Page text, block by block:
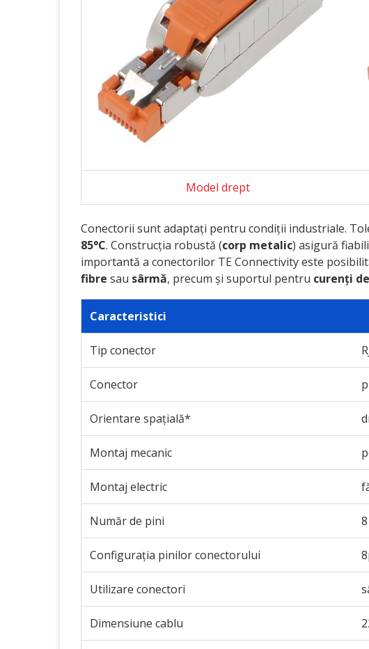
Model drept
Conectorii sunt adaptați pentru condiții industriale.
85°C. Construcția robustă (corp metalic) asigură
importantă a conectorilor TE Connectivity este
fibre sau sârmă, precum și suportul pentru curenți
Caracteristici
Tip conector
Conector
Orientare spațială*
Montaj mecanic
Montaj electric
Număr de pini 8
Configurația pinilor conectorului
Utilizare conectori
Dimensiune cablu